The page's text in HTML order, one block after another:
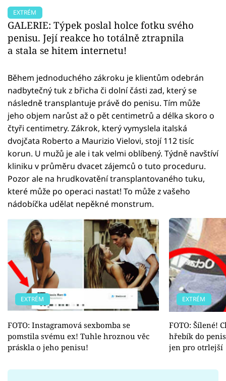
EXTRÉM
GALERIE: Týpek poslal holce fotku svého
penisu. Její reakce ho totálně ztrapnila
a stala se hitem internetu!
Během jednoduchého zákroku je klientům odebrán
nadbytečný tuk z břicha či dolní části zad, který se
následně transplantuje právě do penisu. Tím může
jeho objem narůst až o pět centimetrů a délka skoro o
čtyři centimetry. Zákrok, který vymyslela italská
dvojčata Roberto a Maurizio Vielovi, stojí 112 tisíc
korun. U mužů je ale i tak velmi oblíbený. Týdně navštíví
kliniku v průměru dvacet zájemců o tuto proceduru.
Pozor ale na hrudkovatění transplantovaného tuku,
které může po operaci nastat! To může z vašeho
nádobíčka udělat nepěkné monstrum.
EXTRÉM
FOTO: Instagramová sexbomba se
pomstila svému ex! Tuhle hroznou věc
práskla o jeho penisu!
EXTRÉM
FOTO: Šílené!
hřebík do
jen pro otrlejší